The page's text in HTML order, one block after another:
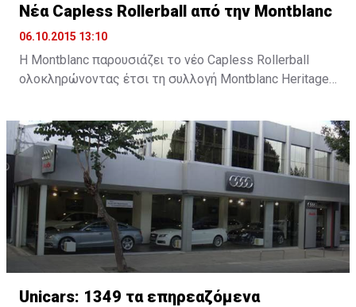
Νέα Capless Rollerball από την Montblanc
06.10.2015 13:10
Η Montblanc παρουσιάζει το νέο Capless Rollerball
ολοκληρώνοντας έτσι τη συλλογή Montblanc Heritage
καινοτομία και τη σχεδιαστική παράδοση της
Montblanc.
Unicars: 1349 τα επηρεαζόμενα